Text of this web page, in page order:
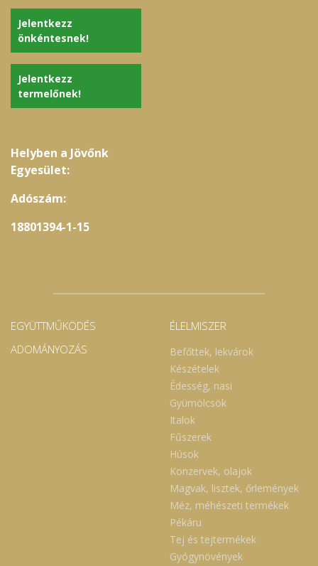
Jelentkezz
önkéntesnek!
Jelentkezz
termelőnek!
Helyben a Jövőnk
Egyesület:
Adószám:
18801394-1-15
EGYÜTTMŰKÖDÉS
ADOMÁNYOZÁS
ÉLELMISZER
Befőttek, lekvárok
Készételek
Édesség, nasi
Gyümölcsök
Italok
Fűszerek
Húsok
Konzervek, olajok
Magvak, lisztek, őrlemények
Méz, méhészeti termékek
Pékáru
Tej és tejtermékek
Gyógynövények